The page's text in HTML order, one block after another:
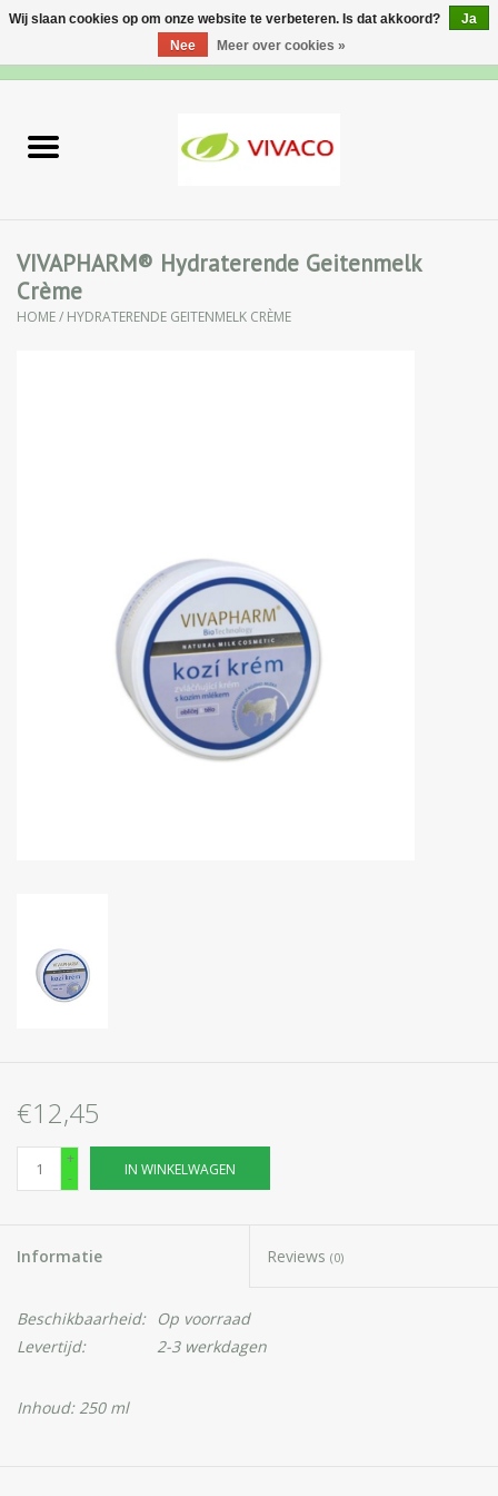
Lichaamsverzorging
VIVAPHARM® Hydraterende Geitenmelk
Crème
HOME/ HYDRATERENDE GEITENMELK CRÈME
€12,45
+
-
IN WINKELWAGEN
Informatie Reviews (0)
Beschikbaarheid:
Op voorraad
Levertijd:
2-3 werkdagen
Inhoud: 250 ml
Wij slaan cookies op om onze website te verbeteren. Is dat akkoord?
Ja
Nee
Meer over cookies »